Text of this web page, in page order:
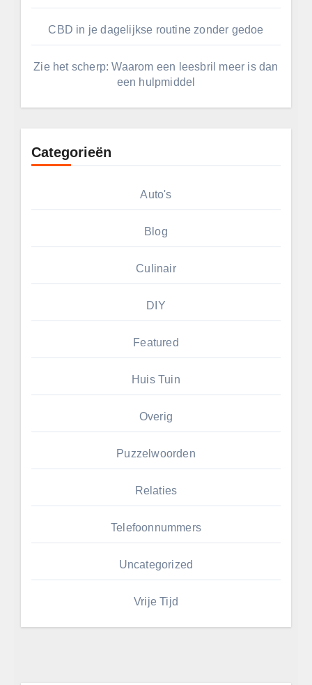
CBD in je dagelijkse routine zonder gedoe
Zie het scherp: Waarom een leesbril meer is dan
een hulpmiddel
Categorieën
Auto's
Blog
Culinair
DIY
Featured
Huis Tuin
Overig
Puzzelwoorden
Relaties
Telefoonnummers
Uncategorized
Vrije Tijd